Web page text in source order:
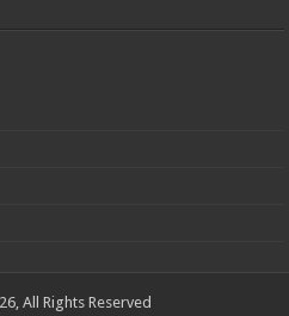
All Rights Reserved